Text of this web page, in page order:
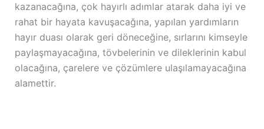
kazanacağına, çok hayırlı adımlar atarak daha iyi ve
rahat bir hayata kavuşacağına, yapılan yardımların
hayır duası olarak geri döneceğine, sırlarını kimseyle
paylaşmayacağına, tövbelerinin ve dileklerinin kabul
olacağına, çarelere ve çözümlere ulaşılamayacağına
alamettir.